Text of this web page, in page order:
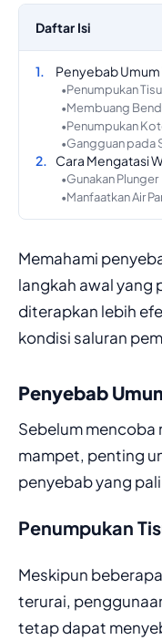
Daftar Isi
Penyebab
Penumpukan
Membuang
Penumpukan
Gangguan pada
Cara Mengatasi
Gunakan Plunger
Manfaatkan Air
Memahami
langkah awal yang
diterapkan lebih
kondisi saluran
Penyebab
Sebelum mencoba
mampet, penting
penyebab yang
Penumpukan
Meskipun
terurai,
tetap dapat